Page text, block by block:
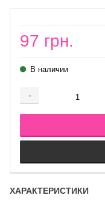
97 грн.
В наличии
-
ХАРАКТЕРИСТИКИ